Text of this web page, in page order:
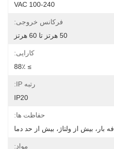
100-240 VAC
فرکانس خروجی:
50 هرتز تا 60 هرتز
کارایی:
≥ 88٪
رتبه IP:
IP20
حفاظت ها:
بار، بیش از ولتاژ، بیش از حد دما
مواد: